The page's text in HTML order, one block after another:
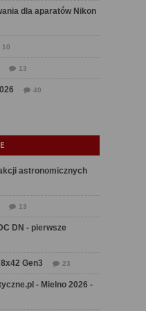
dla aparatów Nikon
10
13
40
astronomicznych
13
DN - pierwsze
Gen3 23
- Mielno 2026 -